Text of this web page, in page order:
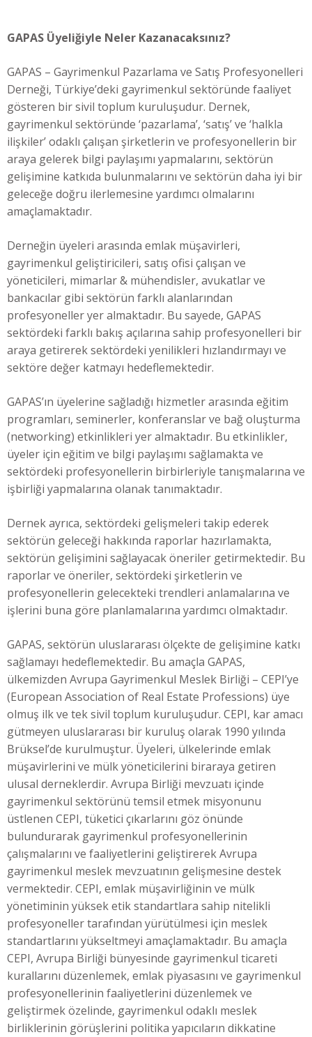
GAPAS Üyeliğiyle Neler Kazanacaksınız?
GAPAS – Gayrimenkul Pazarlama ve Satış Profesyonelleri
Derneği, Türkiye’deki gayrimenkul sektöründe faaliyet
gösteren bir sivil toplum kuruluşudur. Dernek,
gayrimenkul sektöründe ‘pazarlama’, ‘satış’ ve ‘halkla
ilişkiler’ odaklı çalışan şirketlerin ve profesyonellerin bir
araya gelerek bilgi paylaşımı yapmalarını, sektörün
gelişimine katkıda bulunmalarını ve sektörün daha iyi bir
geleceğe doğru ilerlemesine yardımcı olmalarını
amaçlamaktadır.
Derneğin üyeleri arasında emlak müşavirleri,
gayrimenkul geliştiricileri, satış ofisi çalışan ve
yöneticileri, mimarlar & mühendisler, avukatlar ve
bankacılar gibi sektörün farklı alanlarından
profesyoneller yer almaktadır. Bu sayede, GAPAS
sektördeki farklı bakış açılarına sahip profesyonelleri bir
araya getirerek sektördeki yenilikleri hızlandırmayı ve
sektöre değer katmayı hedeflemektedir.
GAPAS’ın üyelerine sağladığı hizmetler arasında eğitim
programları, seminerler, konferanslar ve bağ oluşturma
(networking) etkinlikleri yer almaktadır. Bu etkinlikler,
üyeler için eğitim ve bilgi paylaşımı sağlamakta ve
sektördeki profesyonellerin birbirleriyle tanışmalarına ve
işbirliği yapmalarına olanak tanımaktadır.
Dernek ayrıca, sektördeki gelişmeleri takip ederek
sektörün geleceği hakkında raporlar hazırlamakta,
sektörün gelişimini sağlayacak öneriler getirmektedir. Bu
raporlar ve öneriler, sektördeki şirketlerin ve
profesyonellerin gelecekteki trendleri anlamalarına ve
işlerini buna göre planlamalarına yardımcı olmaktadır.
GAPAS, sektörün uluslararası ölçekte de gelişimine katkı
sağlamayı hedeflemektedir. Bu amaçla GAPAS,
ülkemizden Avrupa Gayrimenkul Meslek Birliği – CEPI’ye
(European Association of Real Estate Professions) üye
olmuş ilk ve tek sivil toplum kuruluşudur. CEPI, kar amacı
gütmeyen uluslararası bir kuruluş olarak 1990 yılında
Brüksel’de kurulmuştur. Üyeleri, ülkelerinde emlak
müşavirlerini ve mülk yöneticilerini biraraya getiren
ulusal derneklerdir. Avrupa Birliği mevzuatı içinde
gayrimenkul sektörünü temsil etmek misyonunu
üstlenen CEPI, tüketici çıkarlarını göz önünde
bulundurarak gayrimenkul profesyonellerinin
çalışmalarını ve faaliyetlerini geliştirerek Avrupa
gayrimenkul meslek mevzuatının gelişmesine destek
vermektedir. CEPI, emlak müşavirliğinin ve mülk
yönetiminin yüksek etik standartlara sahip nitelikli
profesyoneller tarafından yürütülmesi için meslek
standartlarını yükseltmeyi amaçlamaktadır. Bu amaçla
CEPI, Avrupa Birliği bünyesinde gayrimenkul ticareti
kurallarını düzenlemek, emlak piyasasını ve gayrimenkul
profesyonellerinin faaliyetlerini düzenlemek ve
geliştirmek özelinde, gayrimenkul odaklı meslek
birliklerinin görüşlerini politika yapıcıların dikkatine